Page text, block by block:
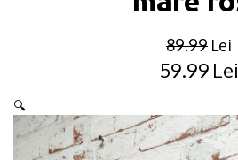
89.99 Lei
was:
59.99 Lei
is:
🔍